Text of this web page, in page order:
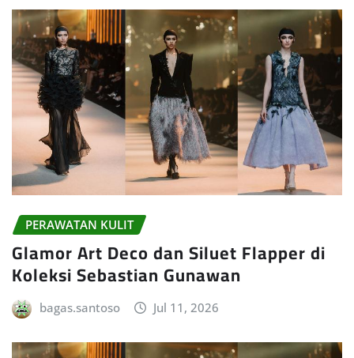
PERAWATAN KULIT
Glamor Art Deco dan Siluet Flapper di
Koleksi Sebastian Gunawan
bagas.santoso Jul 11, 2026